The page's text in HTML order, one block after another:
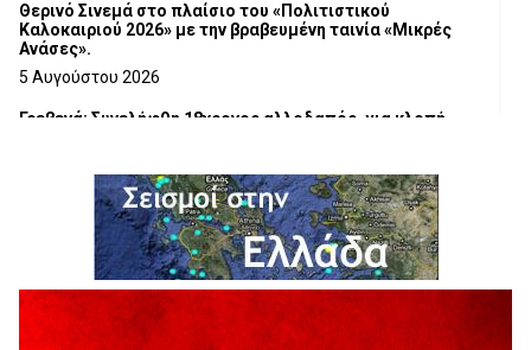
Θερινό Σινεμά στο πλαίσιο του «Πολιτιστικού
Καλοκαιριού 2026» με την βραβευμένη ταινία «Μικρές
Ανάσες».
5 Αυγούστου 2026
Γρεβενά: Συνελήφθη 18χρονος αλλοδαπός, για κλοπή
ΑΗ ΛΑΟΣ | 5 Αυγούστου | Υπαίθριο Θέατρο “Καστράκι”,
5 Αυγούστου 2026
41η Γιορτή Κρασιού στο Τρίκωμο – «Γιορτή Παράδοσης»
5 Αυγούστου 2026